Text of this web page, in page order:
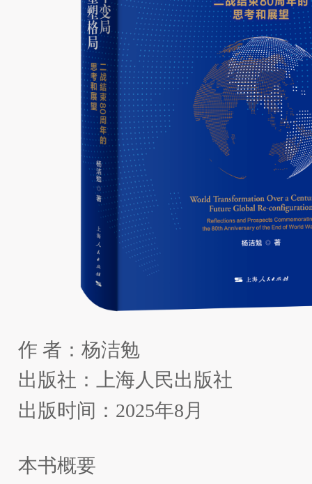
作 者：杨洁勉
出版社：上海人民出版社
出版时间： 2025年8月
本书概要